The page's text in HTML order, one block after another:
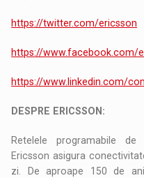
https://twitter.com/ericsson
https://www.facebook.com/
https://www.linkedin.com/
DESPRE ERICSSON:
Retelele programabile
Ericsson asigura
zi. De aproape 150 de